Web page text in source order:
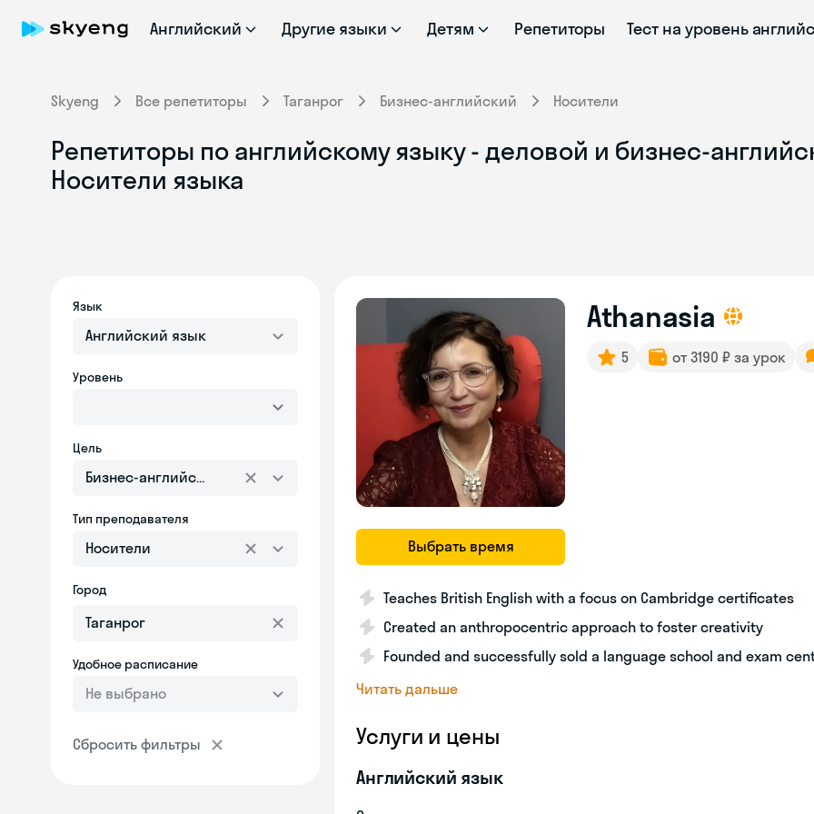
Английский Другие языки Детям Репетиторы Тест на уровень
Skyeng Все репетиторы Таганрог Бизнес-английский Носители
Репетиторы по английскому языку - деловой и бизнес-
Носители языка
Язык
Английский язык
Уровень
Цель
Бизнес-английский
Тип преподавателя
Носители
Город
Удобное расписание
Не выбрано
Сбросить фильтры
Выбрать время
Athanasia
5 от 3190 ₽ за урок
Teaches British English with a focus on Cambridge certificates
Created an anthropocentric approach to foster creativity
Founded and successfully sold a language school and exam
Читать дальше
Услуги и цены
Английский язык